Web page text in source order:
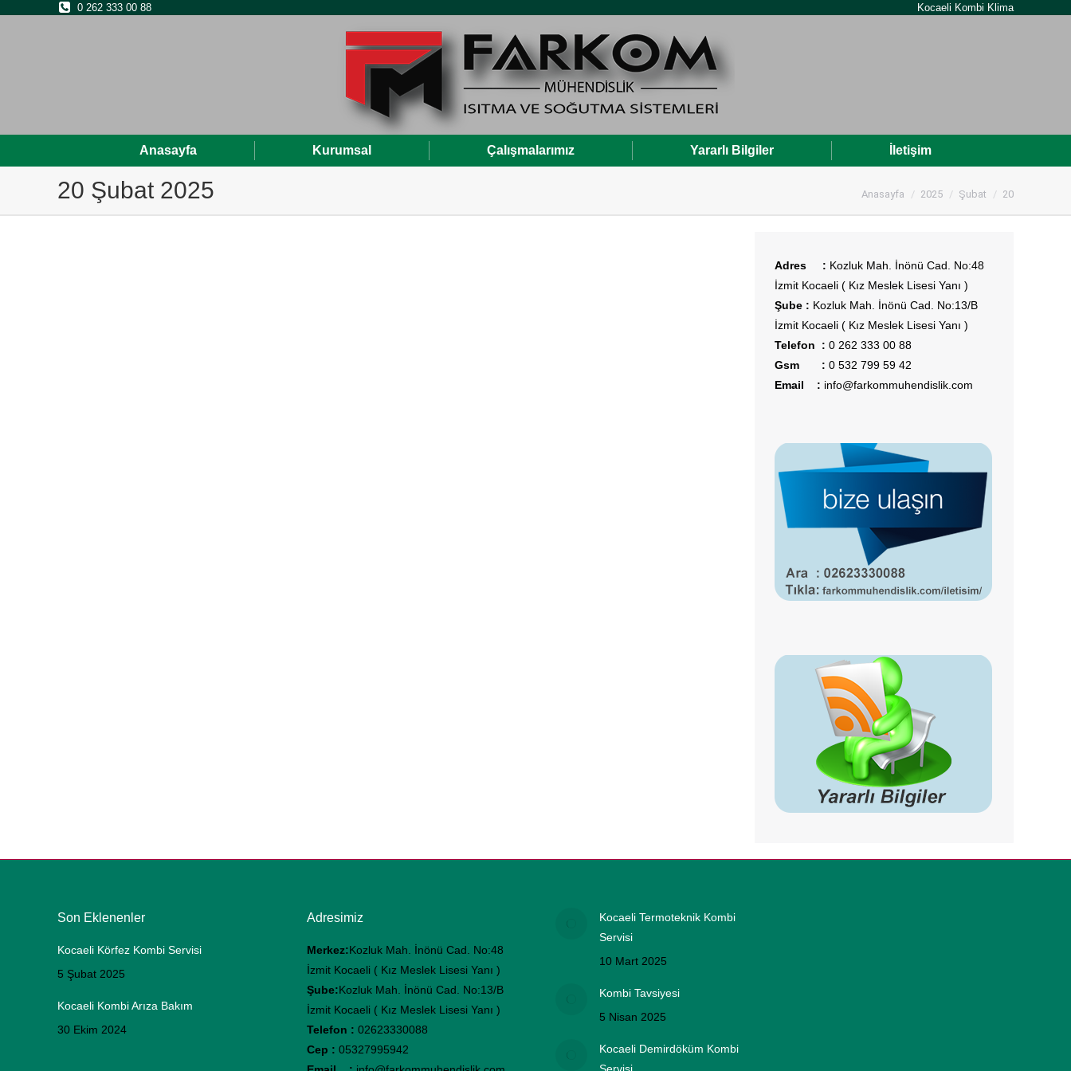
0 262 333 00 88 Kocaeli Kombi Klima
Anasayfa Kurumsal Çalışmalarımız Yararlı Bilgiler İletişim
20 Şubat 2025 Kocaeli Kombi Servisi
Anasayfa 2025 Şubat 20
Adres : Kozluk Mah. İnönü Cad. No:48
İzmit Kocaeli ( Kız Meslek Lisesi Yanı )
Şube : Kozluk Mah. İnönü Cad. No:13/B
İzmit Kocaeli ( Kız Meslek Lisesi Yanı )
Telefon : 0 262 333 00 88
Gsm : 0 532 799 59 42
Email : info@farkommuhendislik.com
Son Eklenenler
Kocaeli Körfez Kombi Servisi
5 Şubat 2025
Kocaeli Kombi Arıza Bakım
30 Ekim 2024
Adresimiz
Merkez:Kozluk Mah. İnönü Cad. No:48
İzmit Kocaeli ( Kız Meslek Lisesi Yanı )
Şube:Kozluk Mah. İnönü Cad. No:13/B
İzmit Kocaeli ( Kız Meslek Lisesi Yanı )
Telefon : 02623330088
Cep : 05327995942
Kocaeli Termoteknik Kombi
Servisi
10 Mart 2025
Kombi Tavsiyesi
5 Nisan 2025
Kocaeli Demirdöküm Kombi